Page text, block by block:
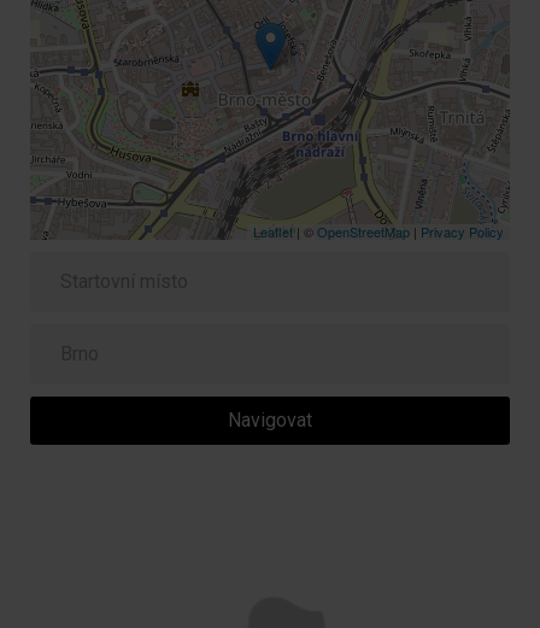
Leaflet | ©OpenStreetMap | Privacy Policy
Navigovat